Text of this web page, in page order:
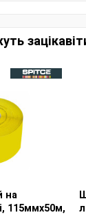
на
115ммх50м,